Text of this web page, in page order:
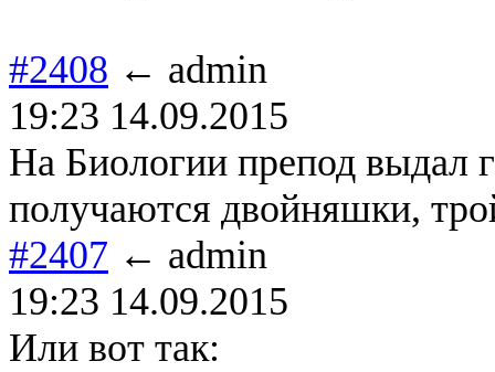
#2408 ← admin
19:23 14.09.2015
На Биологии препод выдал
получаются двойняшки,
#2407 ← admin
19:23 14.09.2015
Или вот так: